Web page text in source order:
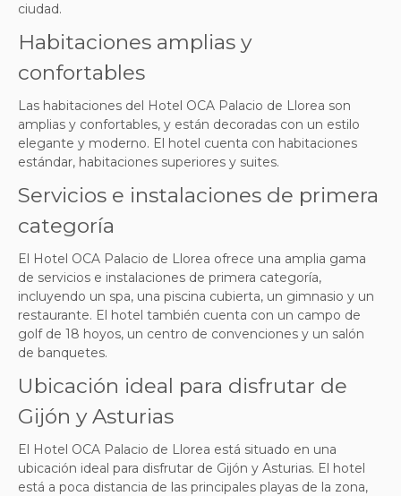
ciudad.
Habitaciones amplias y
confortables
Las habitaciones del Hotel OCA Palacio de Llorea son
amplias y confortables, y están decoradas con un estilo
elegante y moderno. El hotel cuenta con habitaciones
estándar, habitaciones superiores y suites.
Servicios e instalaciones de primera
categoría
El Hotel OCA Palacio de Llorea ofrece una amplia gama
de servicios e instalaciones de primera categoría,
incluyendo un spa, una piscina cubierta, un gimnasio y un
restaurante. El hotel también cuenta con un campo de
golf de 18 hoyos, un centro de convenciones y un salón
de banquetes.
Ubicación ideal para disfrutar de
Gijón y Asturias
El Hotel OCA Palacio de Llorea está situado en una
ubicación ideal para disfrutar de Gijón y Asturias. El hotel
está a poca distancia de las principales playas de la zona,